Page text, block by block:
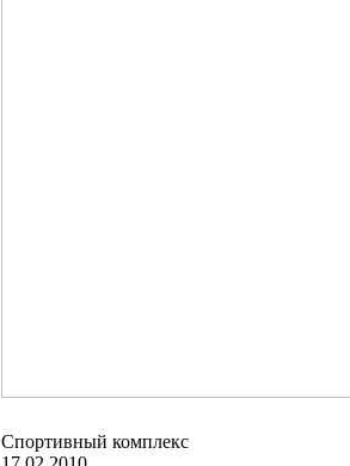
Спортивный комплекс